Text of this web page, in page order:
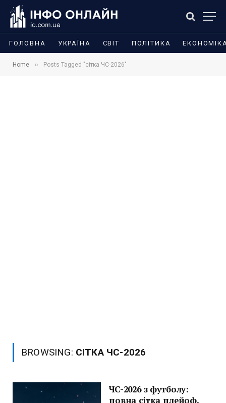
ГОЛОВНА УКРАЇНА СВІТ ПОЛІТИКА
Home » Posts Tagged "сітка ЧС-2026"
BROWSING: СІТКА ЧС-2026
ЧС-2026 з футболу:
повна сітка плейоф,